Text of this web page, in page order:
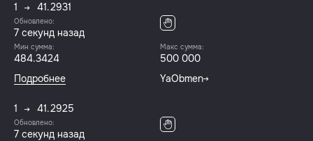
1 41.2931
Обновлено:
7 секунд назад
Мин сумма:
484.3424
Макс сумма:
500 000
Подробнее
YaObmen
1 41.2925
Обновлено:
7 секунд назад